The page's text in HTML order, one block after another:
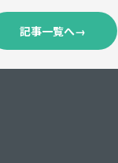
記事一覧へ→